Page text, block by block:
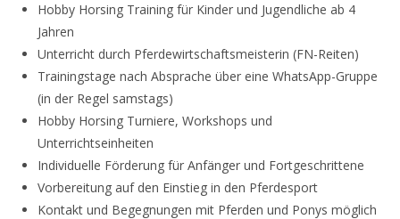
Hobby Horsing Training für Kinder und Jugendliche ab 4
Jahren
Unterricht durch Pferdewirtschaftsmeisterin (FN-Reiten)
Trainingstage nach Absprache über eine WhatsApp-Gruppe
(in der Regel samstags)
Hobby Horsing Turniere, Workshops und
Unterrichtseinheiten
Individuelle Förderung für Anfänger und Fortgeschrittene
Vorbereitung auf den Einstieg in den Pferdesport
Kontakt und Begegnungen mit Pferden und Ponys möglich